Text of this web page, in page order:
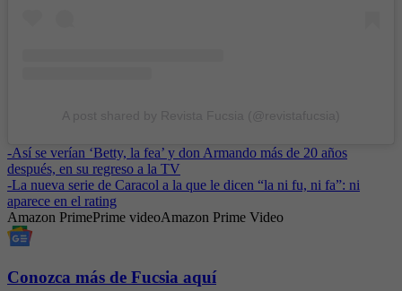
-Así se verían ‘Betty, la fea’ y don Armando más de 20 años
después, en su regreso a la TV
-La nueva serie de Caracol a la que le dicen “la ni fu, ni fa”: ni
aparece en el rating
Amazon PrimePrime videoAmazon Prime Video
Conozca más de Fucsia aquí